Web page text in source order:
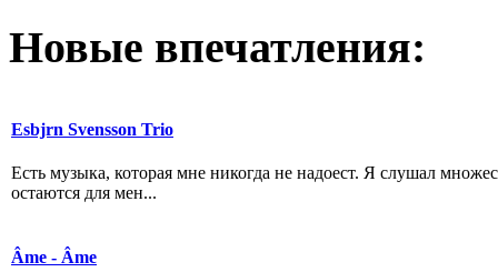
Новые впечатления:
Esbjrn Svensson Trio
Есть музыка, которая мне никогда не надоест. Я слушал
остаются для мен...
Âme - Âme